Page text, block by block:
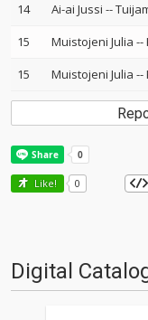
14
Ai-ai Jussi --
15
Muistojeni Julia --
15
Muistojeni Julia --
Like! 0
Digital